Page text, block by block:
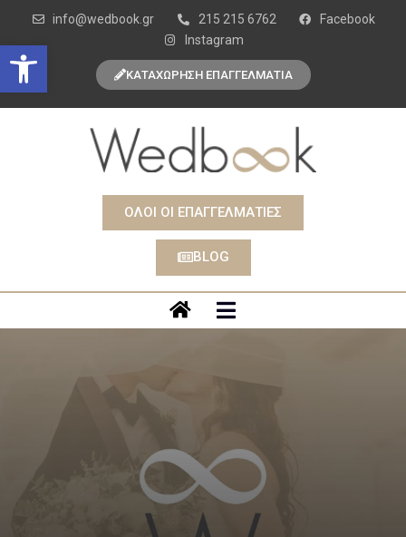
Open toolbar
info@wedbook.gr 215 215 6762
Facebook
Instagram
ΚΑΤΑΧΩΡΗΣΗ ΕΠΑΓΓΕΛΜΑΤΙΑ
ΟΛΟΙ ΟΙ ΕΠΑΓΓΕΛΜΑΤΙΕΣ
BLOG